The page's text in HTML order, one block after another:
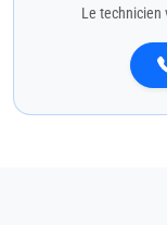
Le technicien